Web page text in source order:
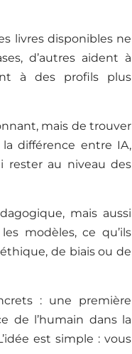
livres disponibles ne
d’autres aident à
à des profils plus
mais de trouver
différence entre IA,
rester au niveau des
mais aussi
modèles, ce qu’ils
de biais ou de
: une première
de l’humain dans la
est simple : vous